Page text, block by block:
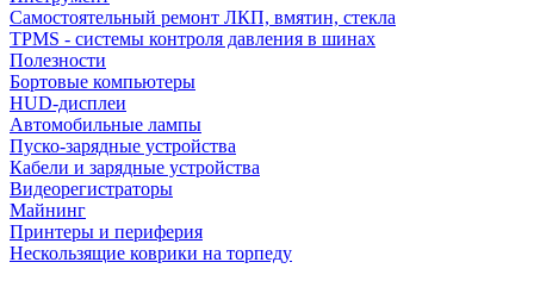
Самостоятельный ремонт ЛКП, вмятин, стекла
TPMS - системы контроля давления в шинах
Полезности
Бортовые компьютеры
HUD-дисплеи
Автомобильные лампы
Пуско-зарядные устройства
Кабели и зарядные устройства
Видеорегистраторы
Майнинг
Принтеры и периферия
Нескользящие коврики на торпеду